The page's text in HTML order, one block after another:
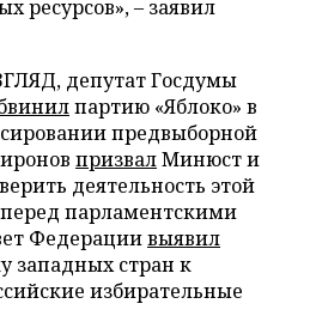
ресурсов», – заявил
депутат Госдумы
партию «Яблоко» в
предвыборной
призвалМинюст и
деятельность этой
парламентскими
Федерациивыявил
западных стран к
избирательные